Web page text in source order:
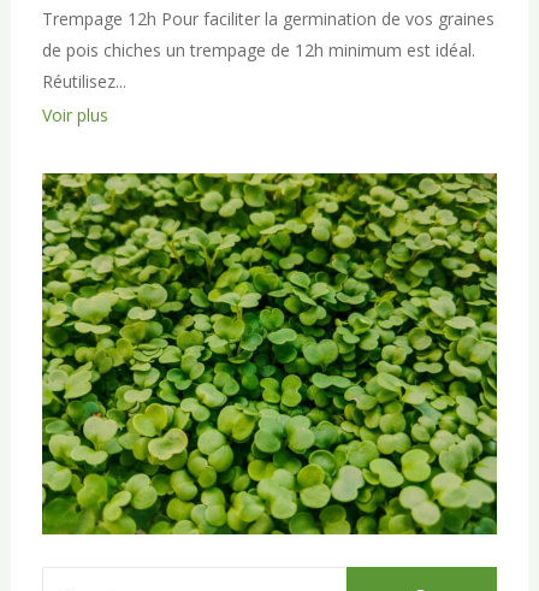
Trempage 12h Pour faciliter la germination de vos graines
de pois chiches un trempage de 12h minimum est idéal.
Réutilisez...
Voir plus